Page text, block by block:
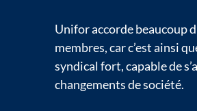
Unifor accorde beaucoup
membres, car c’est ainsi
syndical fort, capable de
changements de société.